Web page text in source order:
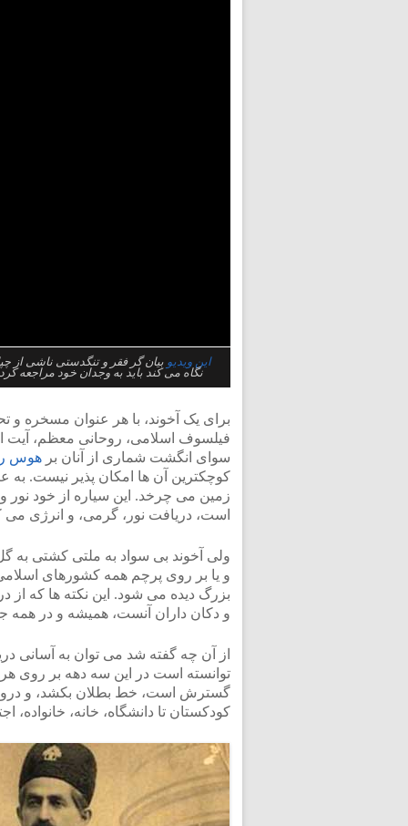
این ویدیو بیان گر فقر و تنگدستی ناشی از
نگاه می کند باید به وجدان خود مراجعه کرده
برای یک آخوند، با هر عنوان مسخره و
فیلسوف اسلامی، روحانی معظم، آیت
سوای انگشت شماری از آنان بر هوس
کوچکترین آن ها امکان پذیر نیست. به
زمین می چرخد. این سیاره از خود نور
است، دریافت نور، گرمی، و انرژی می
ولی آخوند بی سواد به ملتی کشتی به
و یا بر روی پرچم همه کشورهای
بزرگ دیده می شود. این نکته ها که از
و دکان داران آنست، همیشه و در همه
از آن چه گفته شد می توان به آسانی
توانسته است در این سه دهه بر روی
گسترش است، خط بطلان بکشد، و دروغ
کودکستان تا دانشگاه، خانه، خانواده،